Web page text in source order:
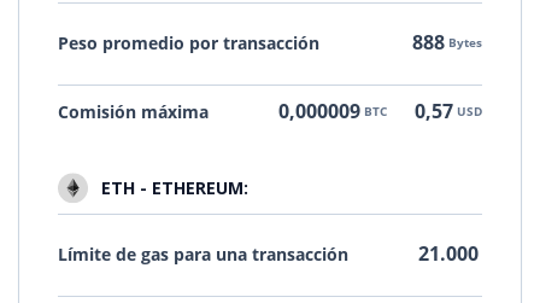
Peso promedio por transacción 888 Bytes
Comisión máxima 0,000009 BTC 0,57 USD
ETH - ETHEREUM:
Límite de gas para una transacción 21.000